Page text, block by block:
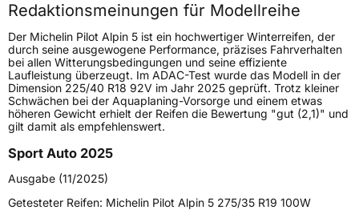
Höchstgeschwindigkeit
270 km/h
Lastindex99
Höchstlast775 kg
Gewicht (in kg)12,82 kg
FahrzeugtypPKW
VerwendungWinterreifen
Redaktionsmeinungen für Modellreihe
Der Michelin Pilot Alpin 5 ist ein hochwertiger Winterreifen, der
durch seine ausgewogene Performance, präzises Fahrverhalten
bei allen Witterungsbedingungen und seine effiziente
Laufleistung überzeugt. Im ADAC-Test wurde das Modell in der
Dimension 225/40 R18 92V im Jahr 2025 geprüft. Trotz kleiner
Schwächen bei der Aquaplaning-Vorsorge und einem etwas
höheren Gewicht erhielt der Reifen die Bewertung "gut (2,1)" und
gilt damit als empfehlenswert.
Sport Auto 2025
Ausgabe (11/2025)
Getesteter Reifen: Michelin Pilot Alpin 5 275/35 R19 100W